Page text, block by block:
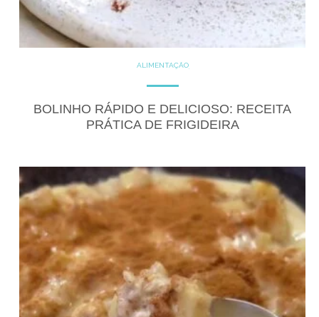
ALIMENTAÇÃO
DICAS DE ALIMENTAÇÃO
GLUTEN FREE
LACTOSE FREE
PRODUTOS
RECEITAS
BOLINHO RÁPIDO E DELICIOSO: RECEITA
PRÁTICA DE FRIGIDEIRA